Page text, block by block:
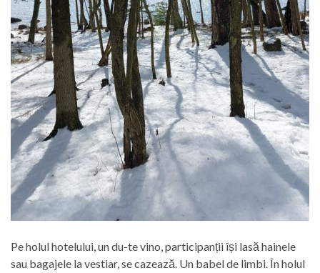
Pe holul hotelului, un du-te vino, participanții își lasă hainele
sau bagajele la vestiar, se cazează. Un babel de limbi. În holul